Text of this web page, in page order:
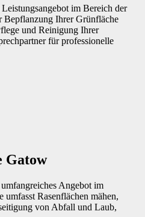
im Bereich der
Bepflanzung Ihrer Grünfläche
und Reinigung Ihrer
für professionelle
Gatow
Angebot im
Rasenflächen mähen,
von Abfall und Laub,